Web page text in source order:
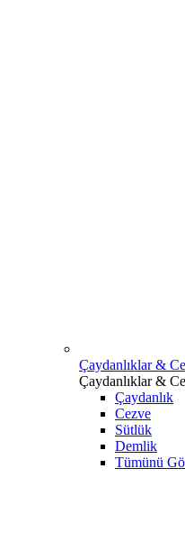
Çaydanlıklar &
Çaydanlıklar &
Çaydanlık
Cezve
Sütlük
Demlik
Tümünü